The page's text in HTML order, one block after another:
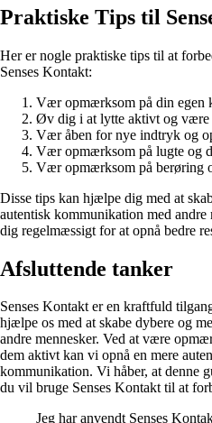
Praktiske Tips til
Her er nogle praktiske tips til at
Senses Kontakt:
Vær opmærksom på din egen
Øv dig i at lytte aktivt og være
Vær åben for nye indtryk og
Vær opmærksom på lugte og
Vær opmærksom på berøring
Disse tips kan hjælpe dig med at
autentisk kommunikation med
dig regelmæssigt for at opnå bedre
Afsluttende tanker
Senses Kontakt er en kraftfuld
hjælpe os med at skabe dybere og
andre mennesker. Ved at være
dem aktivt kan vi opnå en mere
kommunikation. Vi håber, at denne
du vil bruge Senses Kontakt til at
Jeg har anvendt Senses